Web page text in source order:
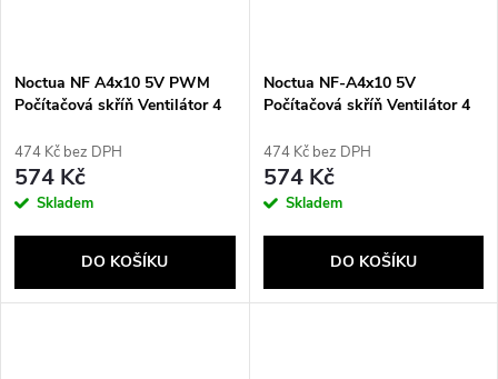
Noctua NF A4x10 5V PWM
Počítačová skříň Ventilátor 4
474 Kč bez DPH
574 Kč
Skladem
DO KOŠÍKU
Noctua NF-A4x10 5V
Počítačová skříň Ventilátor 4
474 Kč bez DPH
574 Kč
Skladem
DO KOŠÍKU